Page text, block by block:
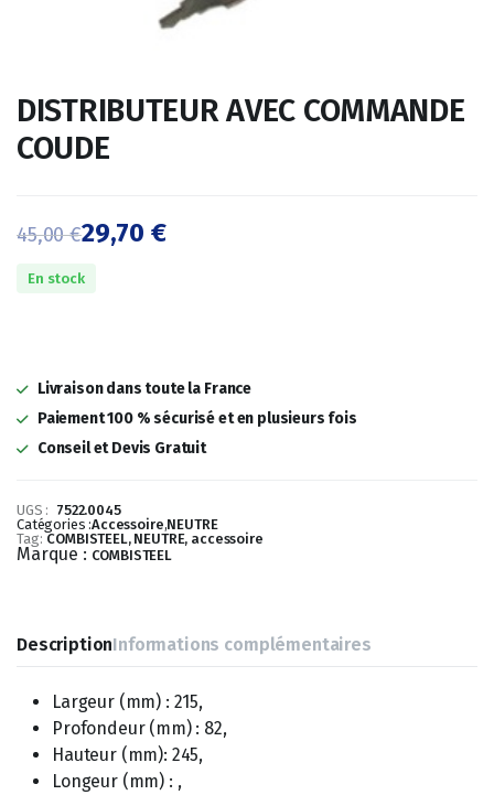
DISTRIBUTEUR AVEC COMMANDE
COUDE
45,00€
était :
45,00 €.
29,70 €
est :
29,70 €.
En stock
Livraison dans toute la France
Paiement 100 % sécurisé et en plusieurs fois
Conseil et Devis Gratuit
UGS : 7522.0045
Catégories :Accessoire,NEUTRE
Tag: COMBISTEEL, NEUTRE, accessoire
Marque : COMBISTEEL
DescriptionInformations complémentaires
Largeur (mm) : 215,
Profondeur (mm) : 82,
Hauteur (mm): 245,
Longeur (mm) : ,